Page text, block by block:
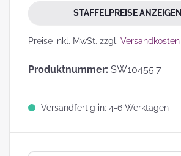
STAFFELPREISE ANZEIGEN
Preise inkl. MwSt. zzgl. Versandkosten
Produktnummer: SW10455.7
Versandfertig in: 4-6 Werktagen